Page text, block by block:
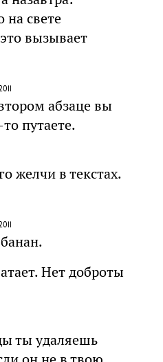
на свете
вызывает
абзаце вы
путаете.
желчи в текстах.
Нет доброты
ты удаляешь